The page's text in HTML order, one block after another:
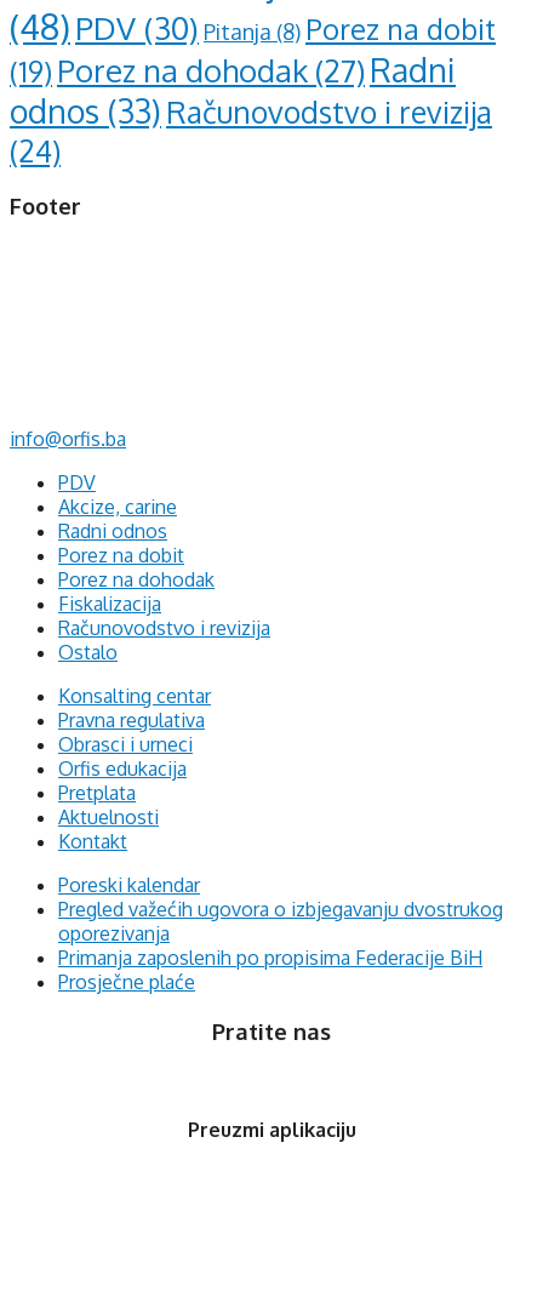
(48) PDV (30) Pitanja (8) Porez na dobit
(19) Porez na dohodak (27)Radni
odnos (33) Računovodstvo i revizija
(24)
Footer
info@orfis.ba
PDV
Akcize, carine
Radni odnos
Porez na dobit
Porez na dohodak
Fiskalizacija
Računovodstvo i revizija
Ostalo
Konsalting centar
Pravna regulativa
Obrasci i urneci
Orfis edukacija
Pretplata
Aktuelnosti
Kontakt
Poreski kalendar
Pregled važećih ugovora o izbjegavanju dvostrukog
oporezivanja
Primanja zaposlenih po propisima Federacije BiH
Prosječne plaće
Pratite nas
Preuzmi aplikaciju